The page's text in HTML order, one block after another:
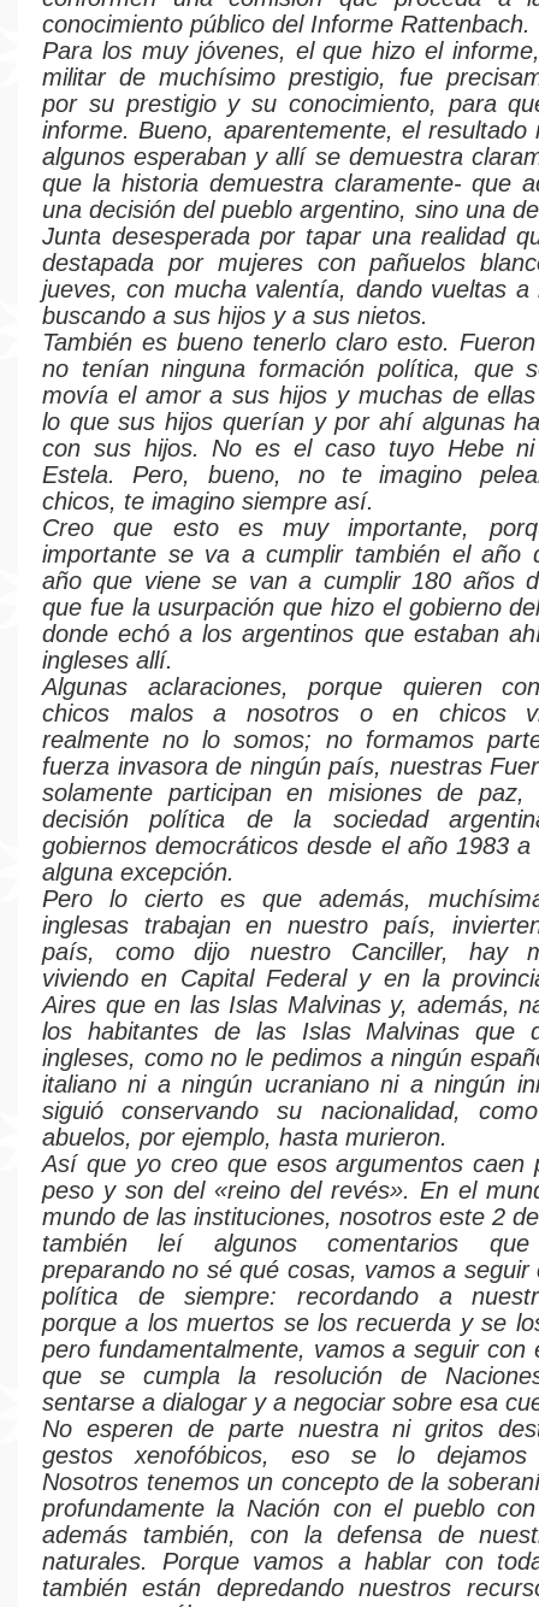
conocimiento público del Informe Rattenbach.
Para los muy jóvenes, el que hizo el
militar de muchísimo prestigio, fue
por su prestigio y su conocimiento, para
informe. Bueno, aparentemente, el resultado
algunos esperaban y allí se demuestra
que la historia demuestra claramente- que
una decisión del pueblo argentino, sino una
Junta desesperada por tapar una realidad
destapada por mujeres con pañuelos
jueves, con mucha valentía, dando vueltas a
buscando a sus hijos y a sus nietos.
También es bueno tenerlo claro esto.
no tenían ninguna formación política, que
movía el amor a sus hijos y muchas de
lo que sus hijos querían y por ahí algunas
con sus hijos. No es el caso tuyo Hebe
Estela. Pero, bueno, no te imagino
chicos, te imagino siempre así.
Creo que esto es muy importante,
importante se va a cumplir también el año
año que viene se van a cumplir 180 años
que fue la usurpación que hizo el gobierno
donde echó a los argentinos que estaban
ingleses allí.
Algunas aclaraciones, porque quieren
chicos malos a nosotros o en chicos
realmente no lo somos; no formamos
fuerza invasora de ningún país, nuestras
solamente participan en misiones de
decisión política de la sociedad
gobiernos democráticos desde el año 1983
alguna excepción.
Pero lo cierto es que además,
inglesas trabajan en nuestro país,
país, como dijo nuestro Canciller, hay
viviendo en Capital Federal y en la
Aires que en las Islas Malvinas y, además,
los habitantes de las Islas Malvinas que
ingleses, como no le pedimos a ningún
italiano ni a ningún ucraniano ni a ningún
siguió conservando su nacionalidad,
abuelos, por ejemplo, hasta murieron.
Así que yo creo que esos argumentos caen
peso y son del «reino del revés». En el
mundo de las instituciones, nosotros este 2
también leí algunos comentarios que
preparando no sé qué cosas, vamos a seguir
política de siempre: recordando a
porque a los muertos se los recuerda y se
pero fundamentalmente, vamos a seguir con
que se cumpla la resolución de
sentarse a dialogar y a negociar sobre esa
No esperen de parte nuestra ni gritos
gestos xenofóbicos, eso se lo
Nosotros tenemos un concepto de la
profundamente la Nación con el pueblo
además también, con la defensa de
naturales. Porque vamos a hablar con
también están depredando nuestros